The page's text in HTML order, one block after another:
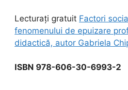
Lecturați gratuit Factori
fenomenului de epuizare
didactică, autor Gabriela
ISBN 978-606-30-6993-2